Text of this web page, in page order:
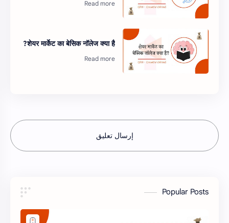
शेयर मार्केट का बेसिक नॉलेज क्या है?
إرسال تعليق
Popular Posts